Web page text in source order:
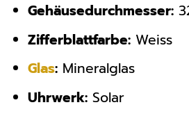
Gehäusedurchmesser:
Zifferblattfarbe:Weiss
Glas:Mineralglas
Uhrwerk:Solar